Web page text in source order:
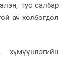
тус салбар
ач холбогдол